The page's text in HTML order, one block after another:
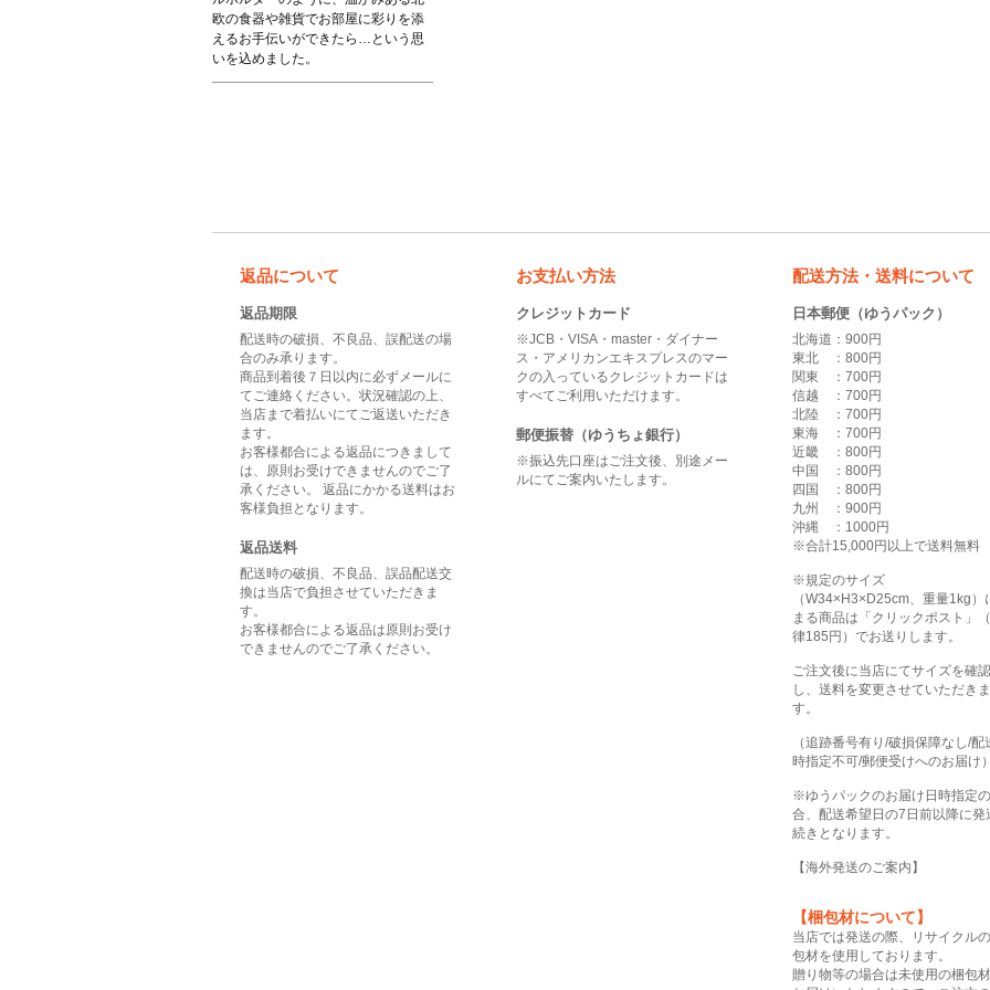
欧の食器や雑貨でお部屋に彩りを添
えるお手伝いができたら…という思
いを込めました。
返品について
返品期限
配送時の破損、不良品、誤配送の場
合のみ承ります。
商品到着後７日以内に必ずメールに
てご連絡ください。状況確認の上、
当店まで着払いにてご返送いただき
ます。
お客様都合による返品につきまして
は、原則お受けできませんのでご了
承ください。 返品にかかる送料はお
客様負担となります。
返品送料
配送時の破損、不良品、誤品配送交
換は当店で負担させていただきま
す。
お客様都合による返品は原則お受け
できませんのでご了承ください。
お支払い方法
クレジットカード
※JCB・VISA・master・ダイナー
ス・アメリカンエキスプレスのマー
クの入っているクレジットカードは
すべてご利用いただけます。
郵便振替（ゆうちょ銀行）
※振込先口座はご注文後、別途メー
ルにてご案内いたします。
配送方法・送料について
日本郵便（ゆうパック）
北海道：900円
東北 ：800円
関東 ：700円
信越 ：700円
北陸 ：700円
東海 ：700円
近畿 ：800円
中国 ：800円
四国 ：800円
九州 ：900円
沖縄 ：1000円
※合計15,000円以上で送料無料
※規定のサイズ
（W34×H3×D25cm、重量1kg）
まる商品は「クリックポスト」
律185円）でお送りします。
ご注文後に当店にてサイズを確認
し、送料を変更させていただきま
す。
（追跡番号有り/破損保障なし/配
時指定不可/郵便受けへのお届け
※ゆうパックのお届け日時指定
合、配送希望日の7日前以降に発
続きとなります。
【海外発送のご案内】
【梱包材について】
当店では発送の際、リサイクル
包材を使用しております。
贈り物等の場合は未使用の梱包